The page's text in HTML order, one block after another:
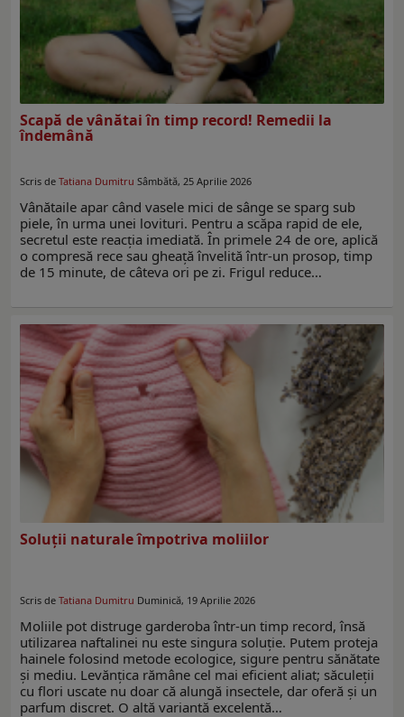
Scapă de vânătai în timp record! Remedii la
îndemână
Scris de Tatiana Dumitru Sâmbătă, 25 Aprilie 2026
Vânătaile apar când vasele mici de sânge se sparg sub
piele, în urma unei lovituri. Pentru a scăpa rapid de ele,
secretul este reacția imediată. În primele 24 de ore, aplică
o compresă rece sau gheață învelită într-un prosop, timp
de 15 minute, de câteva ori pe zi. Frigul reduce…
Soluții naturale împotriva moliilor
Scris de Tatiana Dumitru Duminică, 19 Aprilie 2026
Moliile pot distruge garderoba într-un timp record, însă
utilizarea naftalinei nu este singura soluție. Putem proteja
hainele folosind metode ecologice, sigure pentru sănătate
și mediu. Levănțica rămâne cel mai eficient aliat; săculeții
cu flori uscate nu doar că alungă insectele, dar oferă și un
parfum discret. O altă variantă excelentă…